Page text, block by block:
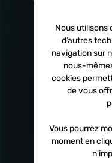
Livraison
rapide
Sous 24h à 48h
Satisfait
remboursé
Nous utilisons
d’autres
navigation sur
nous-
cookies
de vous
Vous pourrez
moment en